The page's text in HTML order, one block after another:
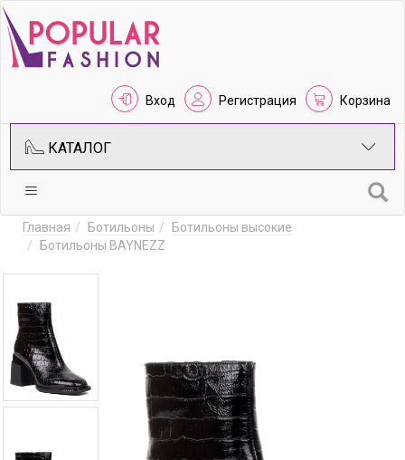
Вход Регистрация Корзина
КАТАЛОГ
Главная Ботильоны
Ботильоны высокие
Ботильоны BAYNEZZ